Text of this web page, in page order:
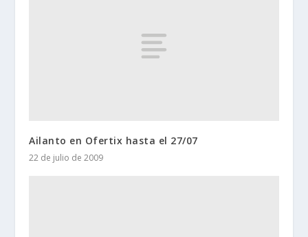
Ailanto en Ofertix hasta el 27/07
22 de julio de 2009